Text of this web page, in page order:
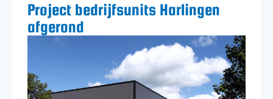
Project bedrijfsunits Harlingen
afgerond